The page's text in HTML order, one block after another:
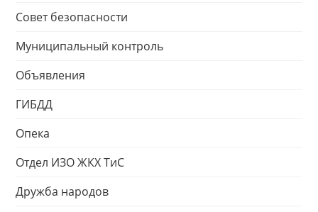
Совет безопасности
Муниципальный контроль
Объявления
ГИБДД
Опека
Отдел ИЗО ЖКХ ТиС
Дружба народов